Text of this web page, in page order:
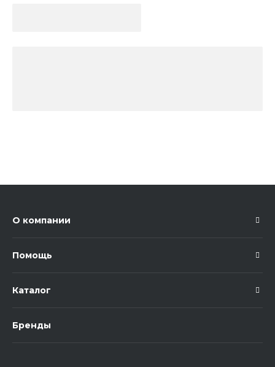
О компании
Помощь
Каталог
Бренды